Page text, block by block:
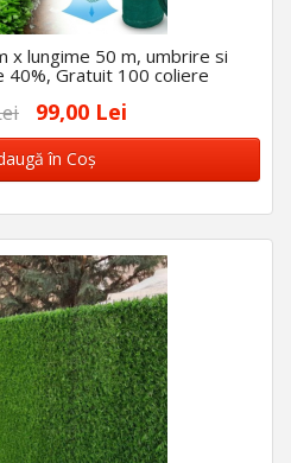
x lungime 50 m, umbrire si
Gratuit 100 coliere
99,00 Lei
în Coş